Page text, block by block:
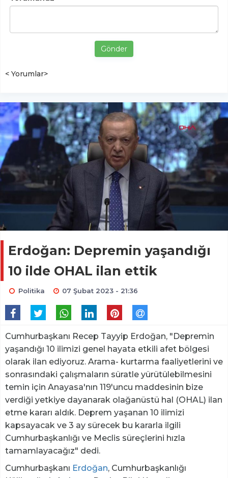
Gönder
< Yorumlar>
Erdoğan: Depremin yaşandığı
10 ilde OHAL ilan ettik
Politika 07 Şubat 2023 - 21:36
Cumhurbaşkanı Recep Tayyip Erdoğan, "Depremin
yaşandığı 10 ilimizi genel hayata etkili afet bölgesi
olarak ilan ediyoruz. Arama- kurtarma faaliyetlerini ve
sonrasındaki çalışmaların süratle yürütülebilmesini
temin için Anayasa'nın 119'uncu maddesinin bize
verdiği yetkiye dayanarak olağanüstü hal (OHAL) ilan
etme kararı aldık. Deprem yaşanan 10 ilimizi
kapsayacak ve 3 ay sürecek bu kararla ilgili
Cumhurbaşkanlığı ve Meclis süreçlerini hızla
tamamlayacağız" dedi.
Cumhurbaşkanı Erdoğan, Cumhurbaşkanlığı